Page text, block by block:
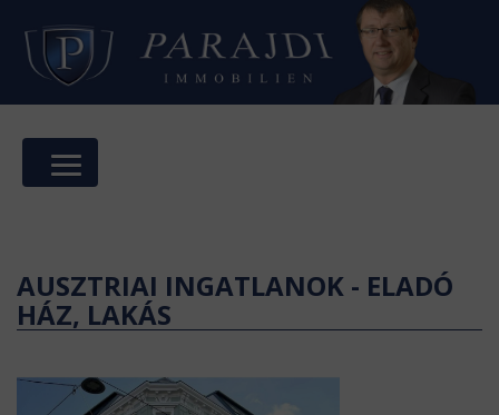
AUSZTRIAI INGATLANOK - ELADÓ
HÁZ, LAKÁS